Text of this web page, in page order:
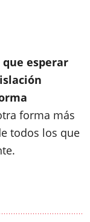
que esperar
forma más
todos los que